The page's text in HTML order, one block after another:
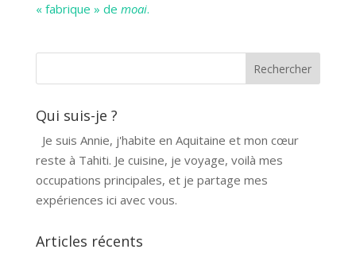
« fabrique » de moai.
Qui suis-je ?
Je suis Annie, j'habite en Aquitaine et mon cœur
reste à Tahiti. Je cuisine, je voyage, voilà mes
occupations principales, et je partage mes
expériences ici avec vous.
Articles récents